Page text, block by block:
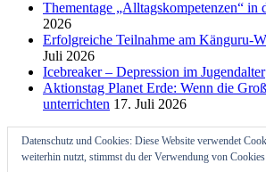
Thementage „Alltagskompetenzen“ in
2026
Erfolgreiche Teilnahme am Känguru-
Juli 2026
Icebreaker – Depression im Jugendalter
Aktionstag Planet Erde: Wenn die
unterrichten 17. Juli 2026
Datenschutz und Cookies: Diese Website verwendet
weiterhin nutzt, stimmst du der Verwendung von Cookies